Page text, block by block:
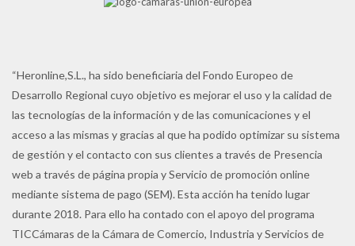
“Heronline,S.L., ha sido beneficiaria del Fondo Europeo de
Desarrollo Regional cuyo objetivo es mejorar el uso y la calidad de
las tecnologías de la información y de las comunicaciones y el
acceso a las mismas y gracias al que ha podido optimizar su sistema
de gestión y el contacto con sus clientes a través de Presencia
web a través de página propia y Servicio de promoción online
mediante sistema de pago (SEM). Esta acción ha tenido lugar
durante 2018. Para ello ha contado con el apoyo del programa
TICCámaras de la Cámara de Comercio, Industria y Servicios de